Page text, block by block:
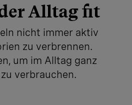
Alltag fit
nicht immer aktiv
zu verbrennen.
um im Alltag ganz
verbrauchen.